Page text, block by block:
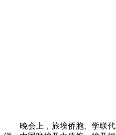
晚会上，旅埃侨胞、学联